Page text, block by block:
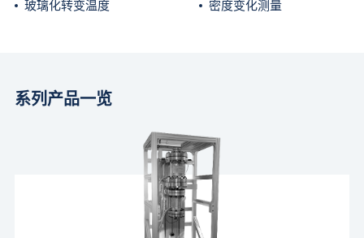
玻璃化转变温度
密度变化测量
系列产品一览